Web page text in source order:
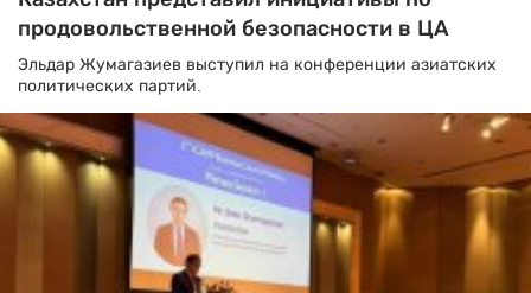
продовольственной безопасности в ЦА
Эльдар Жумагазиев выступил на конференции азиатских
политических партий.